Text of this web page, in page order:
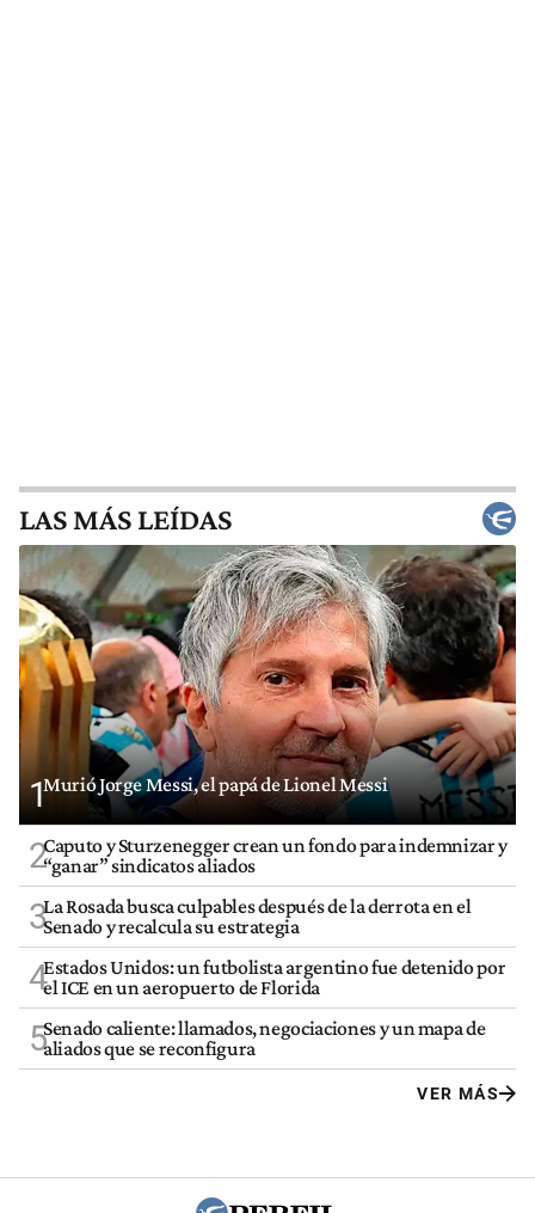
LAS MÁS LEÍDAS
1Murió Jorge Messi, el papá de Lionel Messi
2Caputo y Sturzenegger crean un fondo para indemnizar y
“ganar” sindicatos aliados
3La Rosada busca culpables después de la derrota en el
Senado y recalcula su estrategia
4Estados Unidos: un futbolista argentino fue detenido por
el ICE en un aeropuerto de Florida
5Senado caliente: llamados, negociaciones y un mapa de
aliados que se reconfigura
VER MÁS